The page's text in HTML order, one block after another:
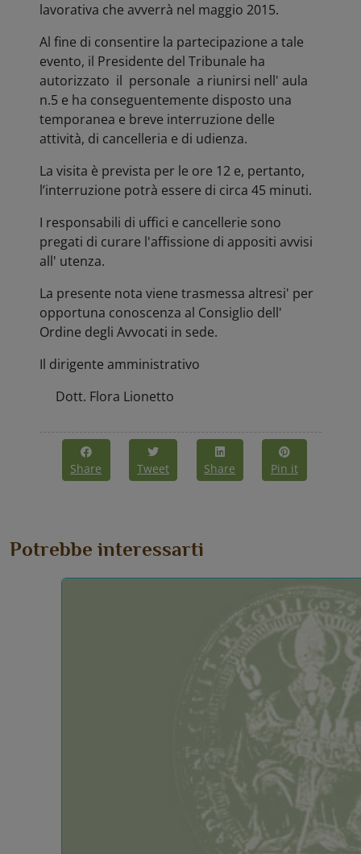
lavorativa che avverrà nel maggio 2015.
Al fine di consentire la partecipazione a tale
evento, il Presidente del Tribunale ha
autorizzato il personale a riunirsi nell' aula
n.5 e ha conseguentemente disposto una
temporanea e breve interruzione delle
attività, di cancelleria e di udienza.
La visita è prevista per le ore 12 e, pertanto,
l’interruzione potrà essere di circa 45 minuti.
I responsabili di uffici e cancellerie sono
pregati di curare l'affissione di appositi avvisi
all' utenza.
La presente nota viene trasmessa altresi' per
opportuna conoscenza al Consiglio dell'
Ordine degli Avvocati in sede.
Il dirigente amministrativo
Dott. Flora Lionetto
Share Tweet Share Pin it
Potrebbe interessarti